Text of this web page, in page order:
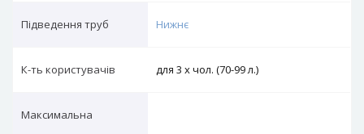
Підведення труб Нижнє
К-ть користувачів для 3 х чол. (70-99 л.)
Максимальна